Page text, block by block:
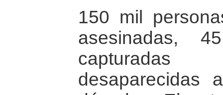
150 mil
asesinadas,
desaparecidas